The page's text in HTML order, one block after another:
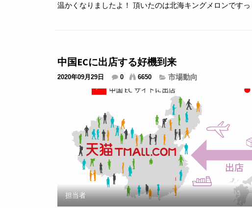
温かくなりましたよ！ 頂いたのは北海キングメロンです
中国ECに出店する好機到来
2020年09月29日 0 6650 市場動向
担当者